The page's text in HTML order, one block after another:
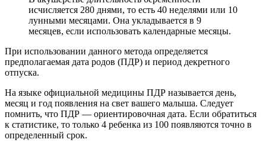
исчисляется 280 днями, то есть 40 неделями или 10
лунными месяцами. Она укладывается в 9
месяцев, если использовать календарные месяцы.
При использовании данного метода определяется
предполагаемая дата родов (ПДР) и период декретного
отпуска.
На языке официальной медицины ПДР называется день,
месяц и год появления на свет вашего малыша. Следует
помнить, что ПДР — ориентировочная дата. Если обратиться
к статистике, то только 4 ребенка из 100 появляются точно в
определенный срок.